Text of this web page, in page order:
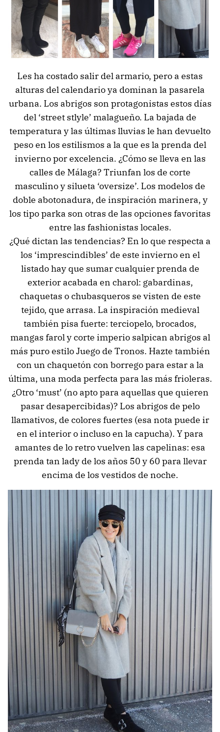
Les ha costado salir del armario, pero a estas
alturas del calendario ya dominan la pasarela
urbana. Los abrigos son protagonistas estos días
del ‘street stlyle’ malagueño. La bajada de
temperatura y las últimas lluvias le han devuelto
peso en los estilismos a la que es la prenda del
invierno por excelencia. ¿Cómo se lleva en las
calles de Málaga? Triunfan los de corte
masculino y silueta ‘oversize’. Los modelos de
doble abotonadura, de inspiración marinera, y
los tipo parka son otras de las opciones favoritas
entre las fashionistas locales.
¿Qué dictan las tendencias? En lo que respecta a
los ‘imprescindibles’ de este invierno en el
listado hay que sumar cualquier prenda de
exterior acabada en charol: gabardinas,
chaquetas o chubasqueros se visten de este
tejido, que arrasa. La inspiración medieval
también pisa fuerte: terciopelo, brocados,
mangas farol y corte imperio salpican abrigos al
más puro estilo Juego de Tronos. Hazte también
con un chaquetón con borrego para estar a la
última, una moda perfecta para las más frioleras.
¿Otro ‘must’ (no apto para aquellas que quieren
pasar desapercibidas)? Los abrigos de pelo
llamativos, de colores fuertes (esa nota puede ir
en el interior o incluso en la capucha). Y para
amantes de lo retro vuelven las capelinas: esa
prenda tan lady de los años 50 y 60 para llevar
encima de los vestidos de noche.